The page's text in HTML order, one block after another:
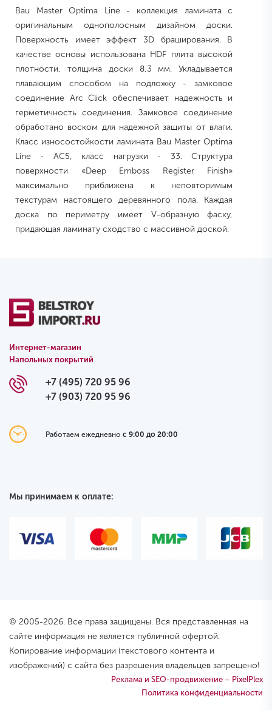
Bau Master Optima Line - коллекция ламината с
оригинальным однополосным дизайном доски.
Поверхность имеет эффект 3D браширования. В
качестве основы использована HDF плита высокой
плотности, толщина доски 8,3 мм. Укладывается
плавающим способом на подложку - замковое
соединение Arc Click обеспечивает надежность и
герметичность соединения. Замковое соединение
обработано воском для надежной защиты от влаги.
Класс износостойкости ламината Bau Master Optima
Line - АС5, класс нагрузки - 33. Структура
поверхности «Deep Emboss Register Finish»
максимально приближена к неповторимым
текстурам настоящего деревянного пола. Каждая
доска по периметру имеет V-образную фаску,
придающая ламинату сходство с массивной доской.
Интернет-магазин
Напольных покрытий
+7 (495) 720 95 96
+7 (903) 720 95 96
Работаем ежедневно с 9:00 до 20:00
Мы принимаем к оплате:
© 2005-2026. Все права защищены. Вся представленная на
сайте информация не является публичной офертой.
Копирование информации (текстового контента и
изображений) с сайта без разрешения владельцев запрещено!
Реклама и SEO-продвижение – PixelPlex
Политика конфиденциальности